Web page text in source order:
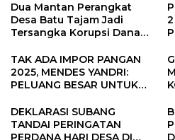
Dua Mantan Perangkat
Desa Batu Tajam Jadi
Tersangka Korupsi Dana
TAK ADA IMPOR PANGAN
2025, MENDES YANDRI:
PELUANG BESAR UNTUK
DEKLARASI SUBANG
TANDAI PERINGATAN
PERDANA HARI DESA DI